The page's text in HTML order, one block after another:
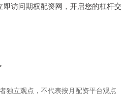
访问期权配资网，开启您的杠杆交
独立观点，不代表按月配资平台观点